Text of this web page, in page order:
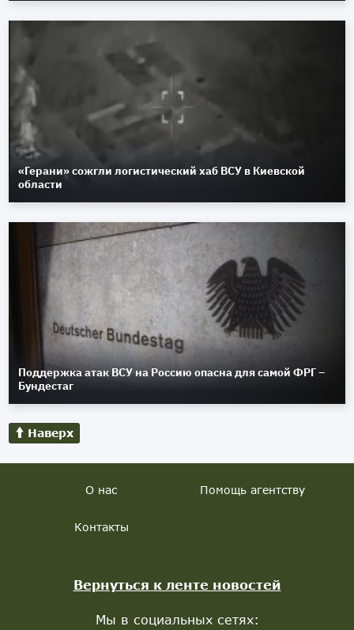
«Герани» сожгли логистический хаб ВСУ в Киевской
области
Поддержка атак ВСУ на Россию опасна для самой ФРГ –
Бундестаг
Наверх
О нас Помощь агентству
Контакты
Вернуться к ленте новостей
Мы в социальных сетях: